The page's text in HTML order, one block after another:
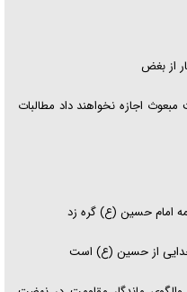
از بغض
اجازه نخواهند داد مطالبات
امام حسین (ع) گره زد
از حسین (ع) است